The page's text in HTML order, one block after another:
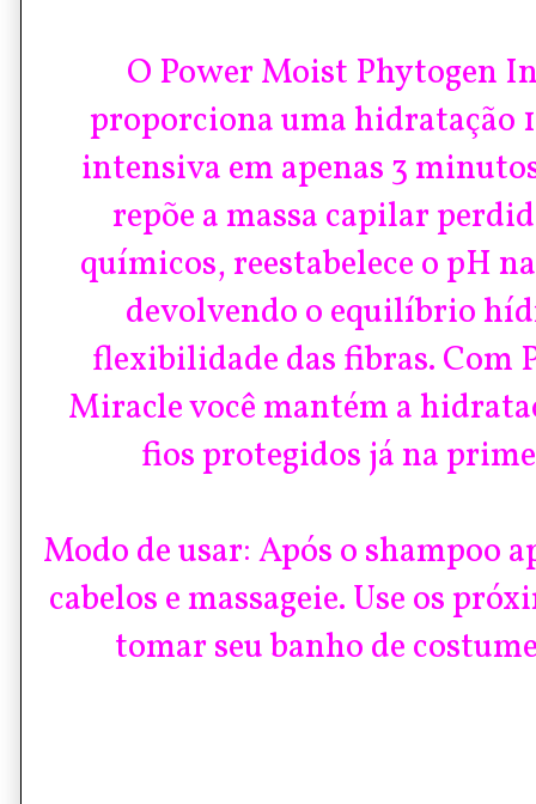
O Power Moist Phytogen
proporciona uma hidratação
intensiva em apenas 3
repõe a massa capilar
químicos, reestabelece o pH
devolvendo o equilíbrio
flexibilidade das fibras. Com
Miracle você mantém a
fios protegidos já na
Modo de usar: Após o shampoo
cabelos e massageie. Use os
tomar seu banho de